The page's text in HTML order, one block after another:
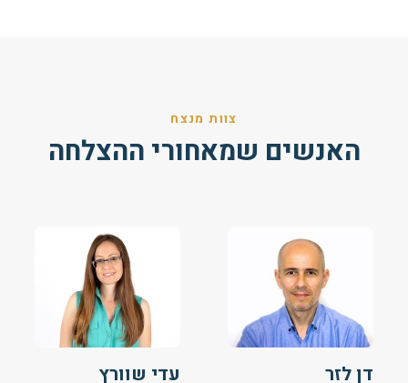
צוות מנצח
האנשים שמאחורי ההצלחה
דן לזר עדי שוורץ